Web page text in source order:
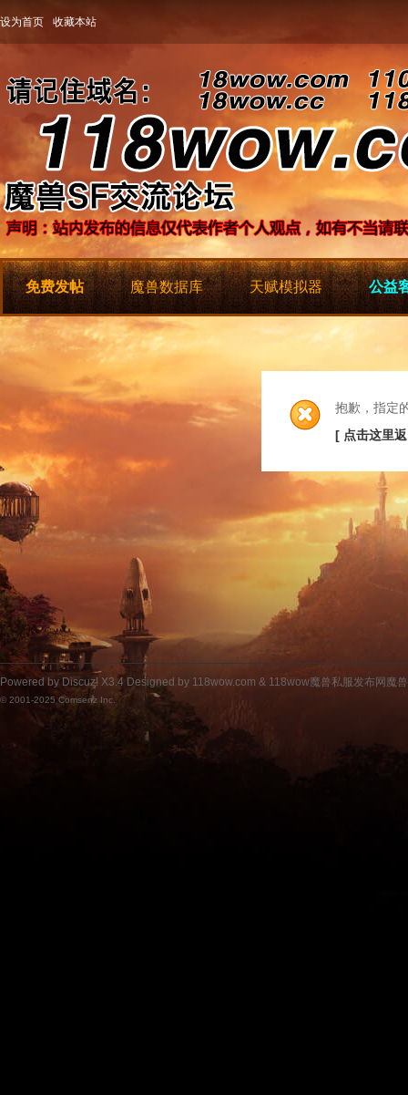
设为首页 收藏本站
免费发帖 魔兽数据库 天赋模拟器 公益
抱歉，指定
[ 点击这里
Powered by Discuz! X3.4 Designed by 118wow.com & 118wow魔兽私服发布网魔
© 2001-2025 Comsenz Inc.